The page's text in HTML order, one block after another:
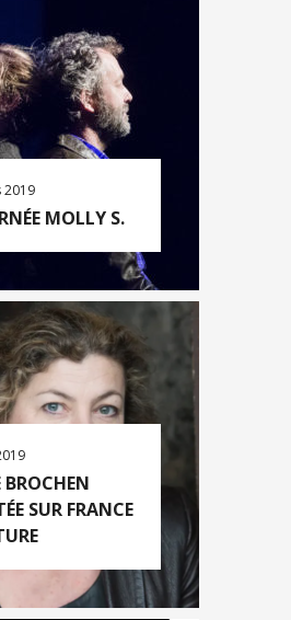
2019
MOLLY S.
BROCHEN
SUR FRANCE